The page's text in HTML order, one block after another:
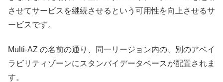
させてサービスを継続させるという可用性を向上させるサ
ービスです。
Multi-AZ の名前の通り、同一リージョン内の、別のアベイ
ラビリティゾーンにスタンバイデータベースが配置されま
す。